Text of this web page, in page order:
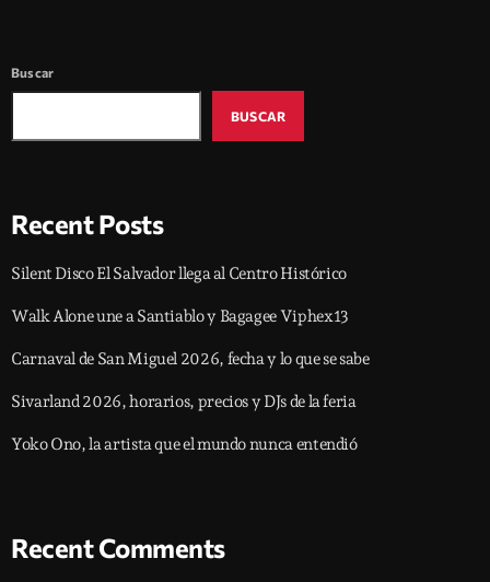
Buscar
BUSCAR
Recent Posts
Silent Disco El Salvador llega al Centro Histórico
Walk Alone une a Santiablo y Bagagee Viphex13
Carnaval de San Miguel 2026, fecha y lo que se sabe
Sivarland 2026, horarios, precios y DJs de la feria
Yoko Ono, la artista que el mundo nunca entendió
Recent Comments